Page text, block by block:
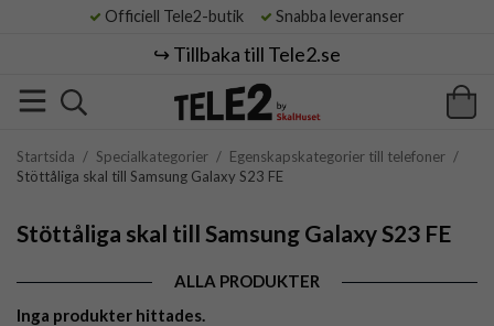
Officiell Tele2-butik Snabba leveranser
↪️ Tillbaka till Tele2.se
Startsida / Specialkategorier / Egenskapskategorier till telefoner /
Stöttåliga skal till Samsung Galaxy S23 FE
Stöttåliga skal till Samsung Galaxy S23 FE
ALLA PRODUKTER
Inga produkter hittades.